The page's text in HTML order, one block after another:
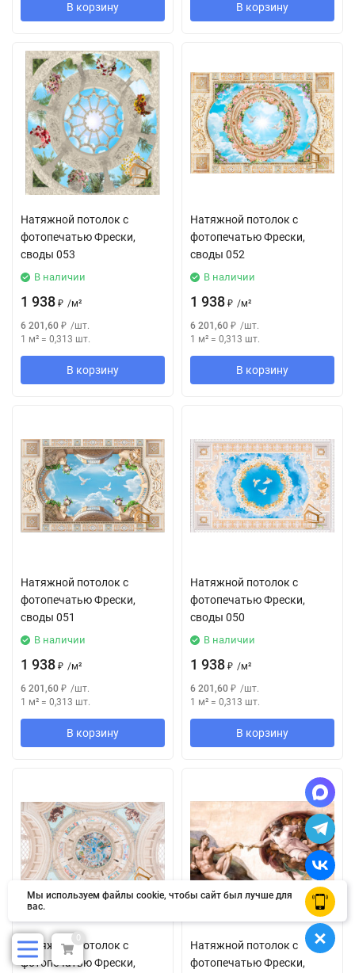
В корзину В корзину
Натяжной потолок с
фотопечатью Фрески,
своды 053
В наличии
1 938 ₽ /м²
6 201,60 ₽ /шт.
1 м² = 0,313 шт.
В корзину
Натяжной потолок с
фотопечатью Фрески,
своды 052
В наличии
1 938 ₽ /м²
6 201,60 ₽ /шт.
1 м² = 0,313 шт.
В корзину
Натяжной потолок с
фотопечатью Фрески,
своды 051
В наличии
1 938 ₽ /м²
6 201,60 ₽ /шт.
1 м² = 0,313 шт.
В корзину
Натяжной потолок с
фотопечатью Фрески,
своды 050
В наличии
1 938 ₽ /м²
6 201,60 ₽ /шт.
1 м² = 0,313 шт.
В корзину
Натяжной потолок с
фотопечатью Фрески,
Натяжной потолок с
фотопечатью Фрески,
0
Мы используем файлы cookie, чтобы сайт был лучше для
вас.
OK